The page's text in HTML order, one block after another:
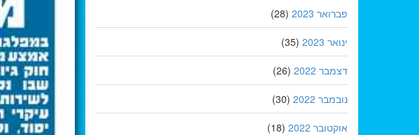
פברואר 2023 (28)
ינואר 2023 (35)
דצמבר 2022 (26)
נובמבר 2022 (30)
אוקטובר 2022 (18)